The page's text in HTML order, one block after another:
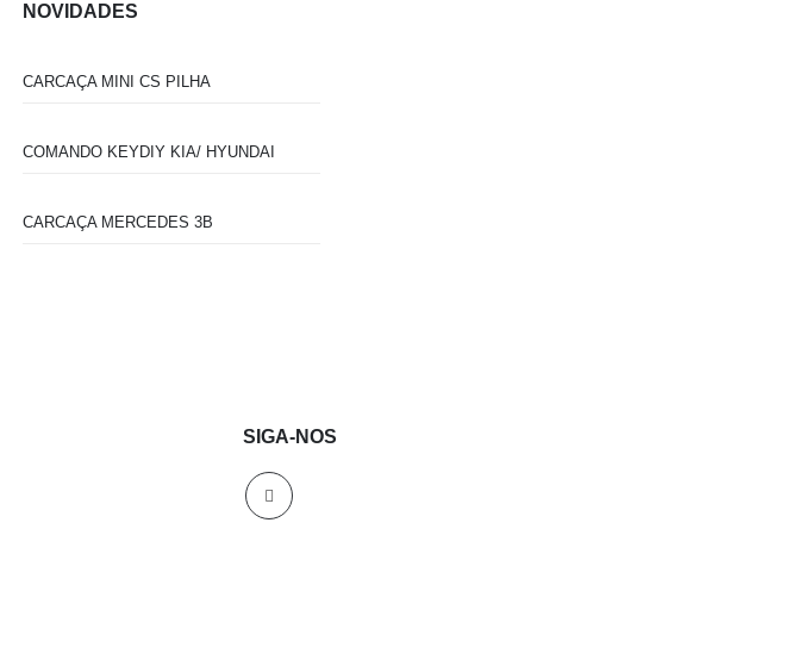
NOVIDADES
CARCAÇA MINI CS PILHA
COMANDO KEYDIY KIA/ HYUNDAI
CARCAÇA MERCEDES 3B
SIGA-NOS